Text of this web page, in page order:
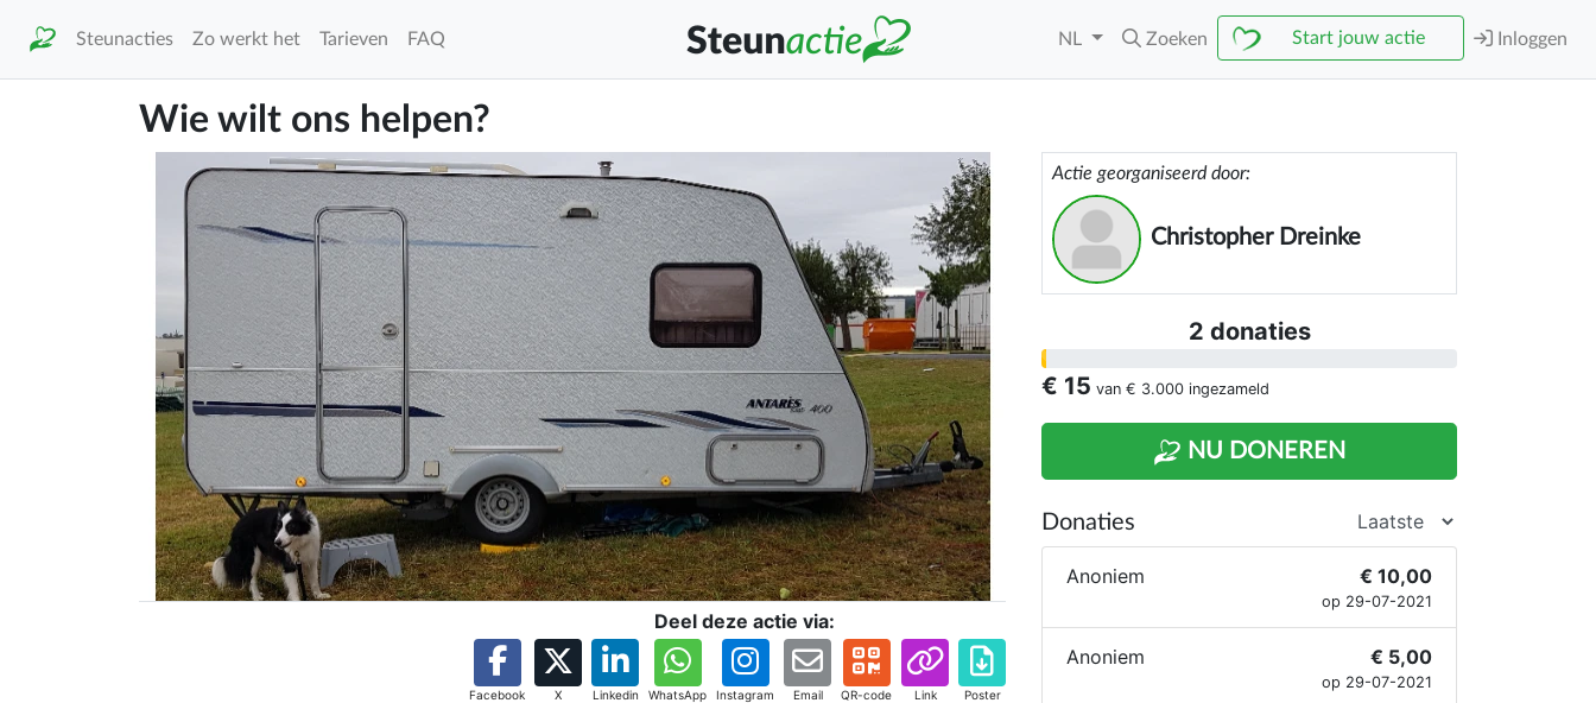
Steunacties Zo werkt het Tarieven FAQ NL Zoeken Start jouw actie Inloggen
Wie wilt ons helpen?
Deel deze actie via:
Facebook X Linkedin WhatsApp Instagram Email QR-code Link Poster
Actie georganiseerd door:
Christopher Dreinke
2 donaties
€ 15 van € 3.000 ingezameld
NU DONEREN
Donaties
Anoniem € 10,00
op 29-07-2021
Anoniem € 5,00
op 29-07-2021